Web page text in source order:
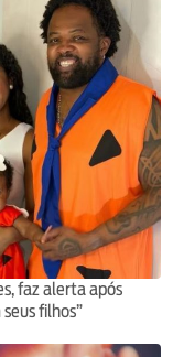
faz alerta após
filhos”